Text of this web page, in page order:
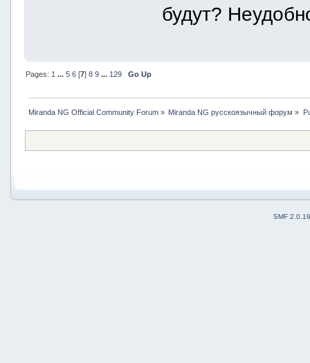
будут?
Pages: 1 ... 5 6[7] 8 9 ... 129 Go Up
Miranda NG Official Community Forum» Miranda NG русскоязычный форум »
SMF 2.0.19